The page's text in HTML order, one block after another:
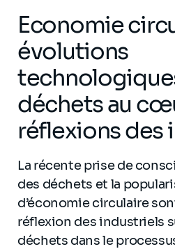
Economie
évolutions
déchets au
réflexions des
La récente prise de
des déchets et la
d’économie circulaire
réflexion des industriels
déchets dans le